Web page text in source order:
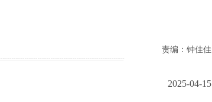
责编：钟佳佳
2025-04-15